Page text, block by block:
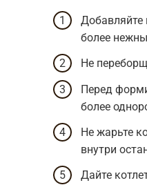
Добавляйте
более
Не
Перед
более
Не жарьте
внутри
Дайте